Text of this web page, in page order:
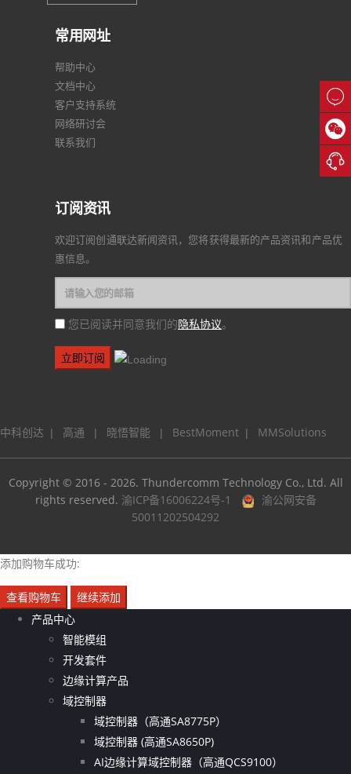
常用网址
帮助中心
文档中心
客户支持系统
网络研讨会
联系我们
订阅资讯
欢迎订阅创通联达新闻资讯，您将获得最新的产品资讯和产品优
惠信息。
您已阅读并同意我们的隐私协议。
中科创达 | 高通 | 晓悟智能 | BestMoment | MMSolutions
Copyright © 2016 - 2026. Thundercomm Technology Co., Ltd. All
rights reserved. 渝ICP备16006224号-1
渝公网安备
50011202504292
添加购物车成功:
查看购物车
继续添加
产品中心
智能模组
开发套件
边缘计算产品
域控制器
域控制器（高通SA8775P）
域控制器 (高通SA8650P)
AI边缘计算域控制器（高通QCS9100）


